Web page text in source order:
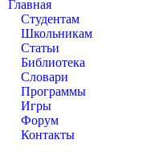
Главная
Студентам
Школьникам
Статьи
Библиотека
Словари
Программы
Игры
Форум
Контакты